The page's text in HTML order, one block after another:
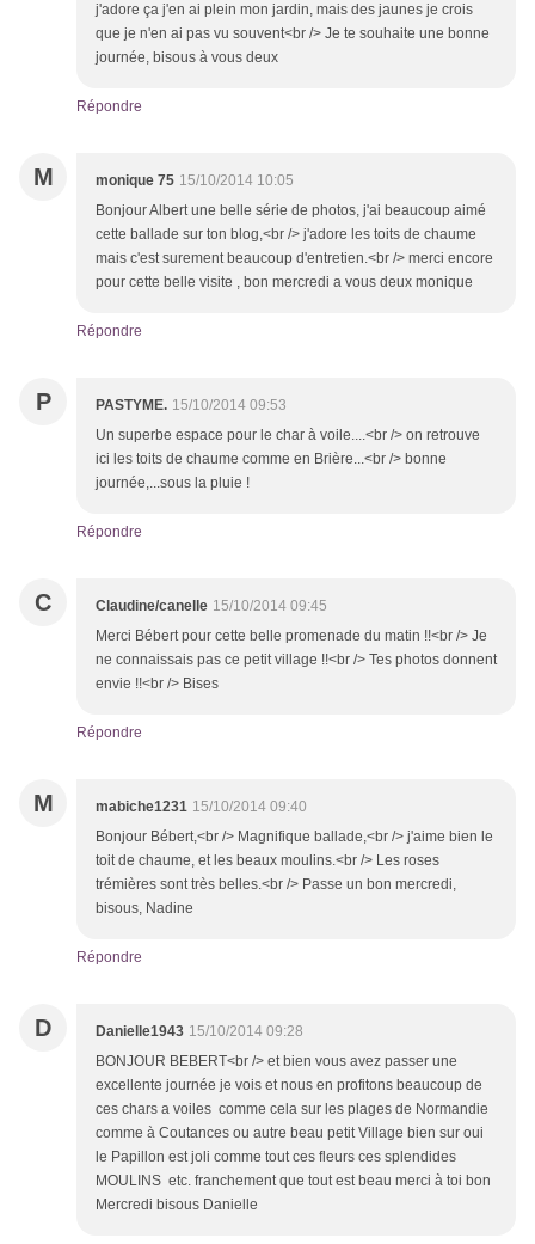
j'adore ça j'en ai plein mon jardin, mais des jaunes je crois
que je n'en ai pas vu souvent<br /> Je te souhaite une bonne
journée, bisous à vous deux
Répondre
M monique 75 15/10/2014 10:05
Bonjour Albert une belle série de photos, j'ai beaucoup aimé
cette ballade sur ton blog,<br /> j'adore les toits de chaume
mais c'est surement beaucoup d'entretien.<br /> merci encore
pour cette belle visite , bon mercredi a vous deux monique
Répondre
P PASTYME. 15/10/2014 09:53
Un superbe espace pour le char à voile....<br /> on retrouve
ici les toits de chaume comme en Brière...<br /> bonne
journée,...sous la pluie !
Répondre
C Claudine/canelle 15/10/2014 09:45
Merci Bébert pour cette belle promenade du matin !!<br /> Je
ne connaissais pas ce petit village !!<br /> Tes photos donnent
envie !!<br /> Bises
Répondre
M mabiche1231 15/10/2014 09:40
Bonjour Bébert,<br /> Magnifique ballade,<br /> j'aime bien le
toit de chaume, et les beaux moulins.<br /> Les roses
trémières sont très belles.<br /> Passe un bon mercredi,
bisous, Nadine
Répondre
D Danielle1943 15/10/2014 09:28
BONJOUR BEBERT<br /> et bien vous avez passer une
excellente journée je vois et nous en profitons beaucoup de
ces chars a voiles comme cela sur les plages de Normandie
comme à Coutances ou autre beau petit Village bien sur oui
le Papillon est joli comme tout ces fleurs ces splendides
MOULINS etc. franchement que tout est beau merci à toi bon
Mercredi bisous Danielle